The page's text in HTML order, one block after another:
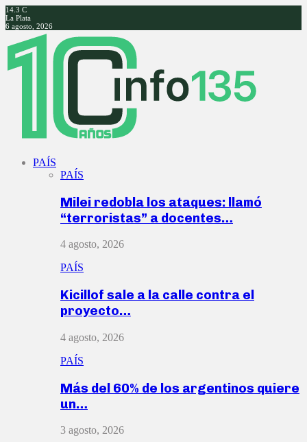
14.3 C
La Plata
6 agosto, 2026
Facebook
Twitter
Instagram
Youtube
PAÍS
PAÍS
Milei redobla los ataques: llamó
“terroristas” a docentes…
4 agosto, 2026
PAÍS
Kicillof sale a la calle contra el
proyecto…
4 agosto, 2026
PAÍS
Más del 60% de los argentinos quiere
un…
3 agosto, 2026